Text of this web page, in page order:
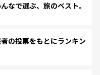
で選ぶ、旅のベスト。
の投票をもとにランキン